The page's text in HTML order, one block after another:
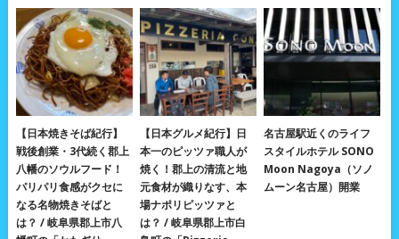
【日本焼きそば紀行】
戦後創業・3代続く郡上
八幡のソウルフード！
パリパリ食感がクセに
なる名物焼きそばと
は？ / 岐阜県郡上市八
【日本グルメ紀行】日
本一のピッツァ職人が
焼く！郡上の清流と地
元食材が織りなす、本
場ナポリピッツァと
は？ / 岐阜県郡上市白
名古屋駅近くのライフ
スタイルホテル SONO
Moon Nagoya（ソノ
ムーン名古屋）開業